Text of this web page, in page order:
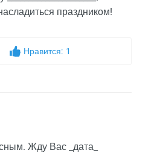
праздником!
Нравится: 1
Жду Вас _дата_